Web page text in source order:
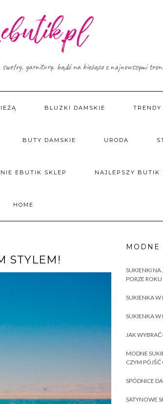
garnitury. bądź na bieżąco z najnowszymi
BLUZKI DAMSKIE
BUTY DAMSKIE URODA
EBUTIK SKLEP NAJLEPSZY BUTIK
HOME
STYLEM!
MODNE
SUKIENKI NA
PORZE ROKU
SUKIENKA W
SUKIENKA W
JAK WYBRAĆ
MODNE
CZYM PÓJŚĆ
SPÓDNICE
SATYNOWE